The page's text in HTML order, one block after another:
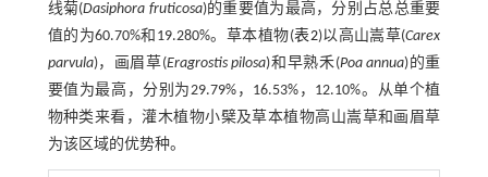
线菊(Dasiphora fruticosa)的重要值为最高，分别占总总重要
值的为60.70%和19.280%。草本植物(表2)以高山嵩草(Carex
parvula)，画眉草(Eragrostis pilosa)和早熟禾(Poa annua)的重
要值为最高，分别为29.79%，16.53%，12.10%。从单个植
物种类来看，灌木植物小檗及草本植物高山嵩草和画眉草
为该区域的优势种。